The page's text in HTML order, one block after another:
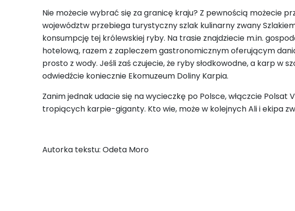
Nie możecie wybrać się za granicę kraju? Z pewnością możecie
województw przebiega turystyczny szlak kulinarny zwany
konsumpcję tej królewskiej ryby. Na trasie znajdziecie m.in.
hotelową, razem z zapleczem gastronomicznym oferującym
prosto z wody. Jeśli zaś czujecie, że ryby słodkowodne, a karp w
odwiedźcie koniecznie Ekomuzeum Doliny Karpia.
Zanim jednak udacie się na wycieczkę po Polsce, włączcie
tropiących karpie-giganty. Kto wie, może w kolejnych Ali i ekipa
Autorka tekstu: Odeta Moro